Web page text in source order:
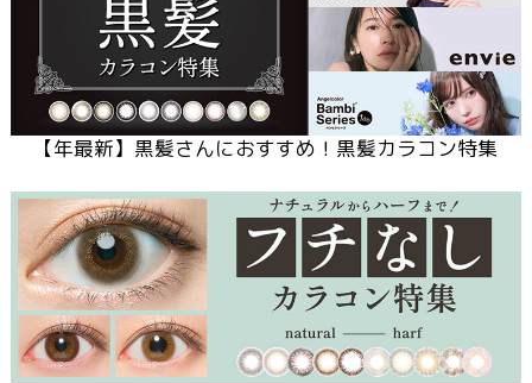
【年最新】黒髪さんにおすすめ！黒髪カラコン特集